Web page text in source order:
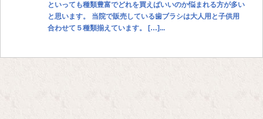
といっても種類豊富でどれを買えばいいのか悩まれる方が多い
と思います。 当院で販売している歯ブラシは大人用と子供用
合わせて５種類揃えています。 […]...